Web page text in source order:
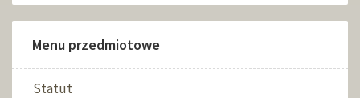
Menu przedmiotowe
Statut